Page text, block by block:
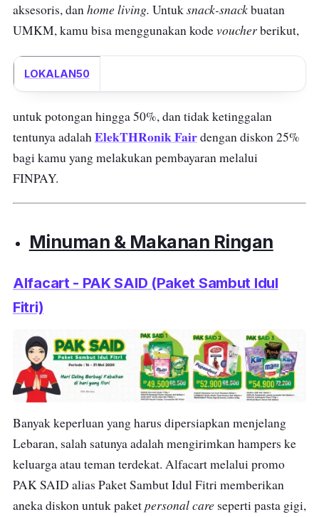
aksesoris, danhome living. Untuksnack-snackbuatan
UMKM, kamu bisa menggunakan kodevoucherberikut,
LOKALAN50
untuk potongan hingga 50%, dan tidak ketinggalan
tentunya adalahElekTHRonik Fairdengan diskon 25%
bagi kamu yang melakukan pembayaran melalui
FINPAY.
Minuman & Makanan Ringan
Alfacart - PAK SAID (Paket Sambut Idul
Fitri)
Banyak keperluan yang harus dipersiapkan menjelang
Lebaran, salah satunya adalah mengirimkan hampers ke
keluarga atau teman terdekat. Alfacart melalui promo
PAK SAID alias Paket Sambut Idul Fitri memberikan
aneka diskon untuk paketpersonal care seperti pasta gigi,